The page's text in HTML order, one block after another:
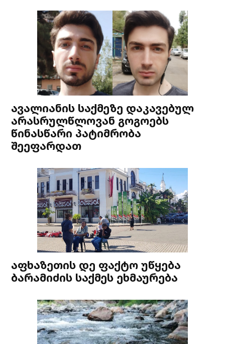
ავალიანის საქმეზე დაკავებულ
არასრულწლოვან გოგოებს
წინასწარი პატიმრობა
შეეფარდათ
აფხაზეთის დე ფაქტო უწყება
ბარამიძის საქმეს ეხმაურება